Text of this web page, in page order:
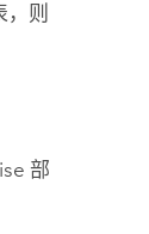
，则
部